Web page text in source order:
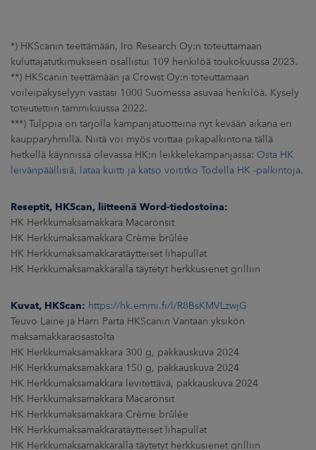
*) HKScanin teettämään, Iro Research Oy:n toteuttamaan
kuluttajatutkimukseen osallistui 109 henkilöä toukokuussa 2023.
**) HKScanin teettämään ja Crowst Oy:n toteuttamaan
voileipäkyselyyn vastasi 1000 Suomessa asuvaa henkilöä. Kysely
toteutettiin tammikuussa 2022.
***) Tulppia on tarjolla kampanjatuotteina nyt kevään aikana eri
kaupparyhmillä. Niitä voi myös voittaa pikapalkintona tällä
hetkellä käynnissä olevassa HK:n leikkelekampanjassa: Osta HK
leivänpäällisiä, lataa kuitti ja katso voititko Todella HK -palkintoja.
Reseptit, HKScan, liitteenä Word-tiedostoina:
HK Herkkumaksamakkara Macaronsit
HK Herkkumaksamakkara Crème brûlée
HK Herkkumaksamakkaratäytteiset lihapullat
HK Herkkumaksamakkaralla täytetyt herkkusienet grilliin
Kuvat, HKScan: https://hk.emmi.fi/l/R8BsKMVLzwjG
Teuvo Laine ja Harri Parta HKScanin Vantaan yksikön
maksamakkaraosastolta
HK Herkkumaksamakkara 300 g, pakkauskuva 2024
HK Herkkumaksamakkara 150 g, pakkauskuva 2024
HK Herkkumaksamakkara levitettävä, pakkauskuva 2024
HK Herkkumaksamakkara Macaronsit
HK Herkkumaksamakkara Crème brûlée
HK Herkkumaksamakkaratäytteiset lihapullat
HK Herkkumaksamakkaralla täytetyt herkkusienet grilliin